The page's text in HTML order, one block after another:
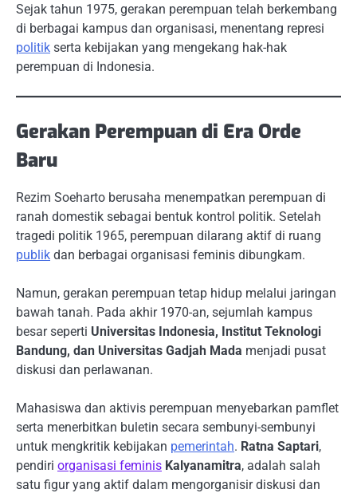
Sejak tahun 1975, gerakan perempuan telah berkembang
di berbagai kampus dan organisasi, menentang represi
politik serta kebijakan yang mengekang hak-hak
perempuan di Indonesia.
Gerakan Perempuan di Era Orde
Baru
Rezim Soeharto berusaha menempatkan perempuan di
ranah domestik sebagai bentuk kontrol politik. Setelah
tragedi politik 1965, perempuan dilarang aktif di ruang
publik dan berbagai organisasi feminis dibungkam.
Namun, gerakan perempuan tetap hidup melalui jaringan
bawah tanah. Pada akhir 1970-an, sejumlah kampus
besar seperti Universitas Indonesia, Institut Teknologi
Bandung, dan Universitas Gadjah Mada menjadi pusat
diskusi dan perlawanan.
Mahasiswa dan aktivis perempuan menyebarkan pamflet
serta menerbitkan buletin secara sembunyi-sembunyi
untuk mengkritik kebijakan pemerintah. Ratna Saptari,
pendiri organisasi feminis Kalyanamitra, adalah salah
satu figur yang aktif dalam mengorganisir diskusi dan